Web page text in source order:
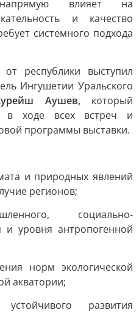
влияет на
и качество
системного подхода
республики выступил
Ингушетии Уральского
Аушев,который
в ходе всех встреч и
программы выставки.
и природных явлений
регионов;
социально-
и уровня антропогенной
норм экологической
акватории;
развития